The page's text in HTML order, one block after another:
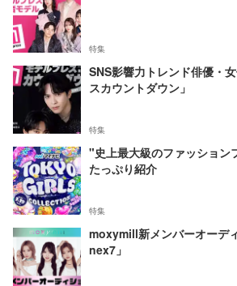
特集
SNS影響力トレンド俳優・
スカウントダウン」
特集
"史上最大級のファッション
たっぷり紹介
特集
moxymill新メンバーオーデ
nex7」